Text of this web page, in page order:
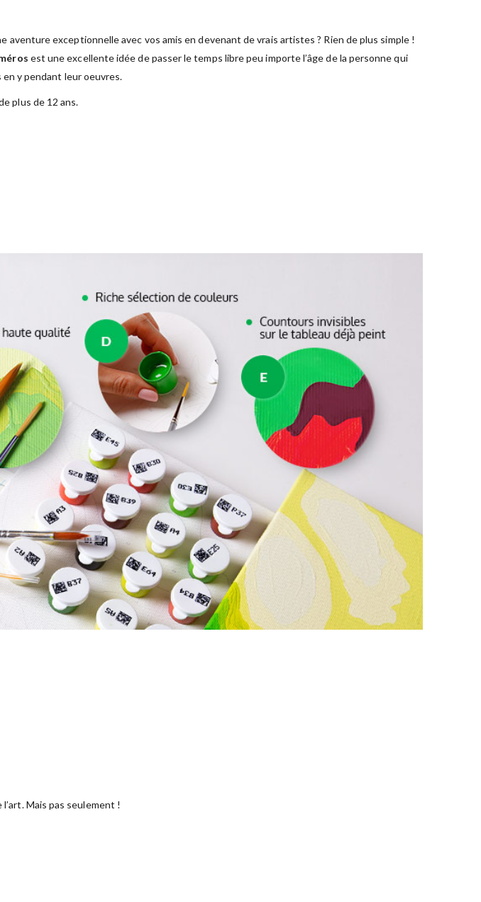
exceptionnelle avec vos amis en devenant de vrais artistes ? Rien de plus simple !
est une excellente idée de passer le temps libre peu importe l’âge de la personne qui
y pendant leur oeuvres.
plus de 12 ans.
Mais pas seulement !